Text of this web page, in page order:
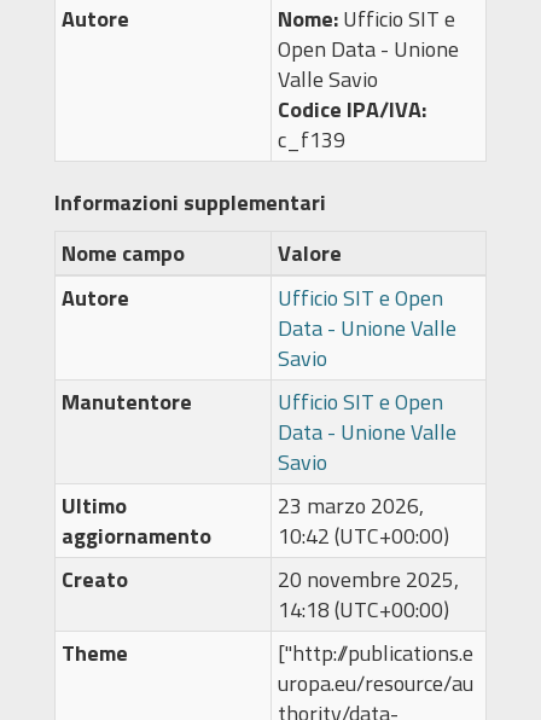
Autore
Nome:Ufficio SIT e
Open Data - Unione
Valle Savio
Codice IPA/IVA:
c_f139
Informazioni supplementari
Nome campo
Valore
Autore
Ufficio SIT e Open
Data - Unione Valle
Savio
Manutentore
Ufficio SIT e Open
Data - Unione Valle
Savio
Ultimo
aggiornamento
23 marzo 2026,
10:42 (UTC+00:00)
Creato
20 novembre 2025,
14:18 (UTC+00:00)
Theme
["http://publications.e
uropa.eu/resource/au
thority/data-